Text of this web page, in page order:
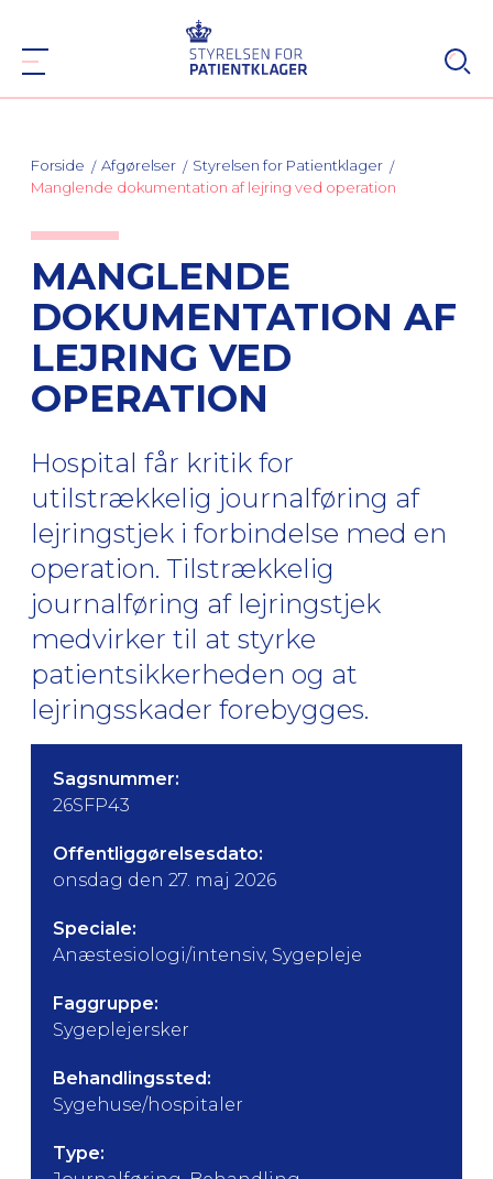
Forside Afgørelser
Styrelsen for Patientklager
Manglende dokumentation af lejring ved operation
MANGLENDE
DOKUMENTATION AF
LEJRING VED
OPERATION
Hospital får kritik for
utilstrækkelig journalføring af
lejringstjek i forbindelse med en
operation. Tilstrækkelig
journalføring af lejringstjek
medvirker til at styrke
patientsikkerheden og at
lejringsskader forebygges.
Sagsnummer:
26SFP43
Offentliggørelsesdato:
onsdag den 27. maj 2026
Speciale:
Anæstesiologi/intensiv, Sygepleje
Faggruppe:
Sygeplejersker
Behandlingssted:
Sygehuse/hospitaler
Type: